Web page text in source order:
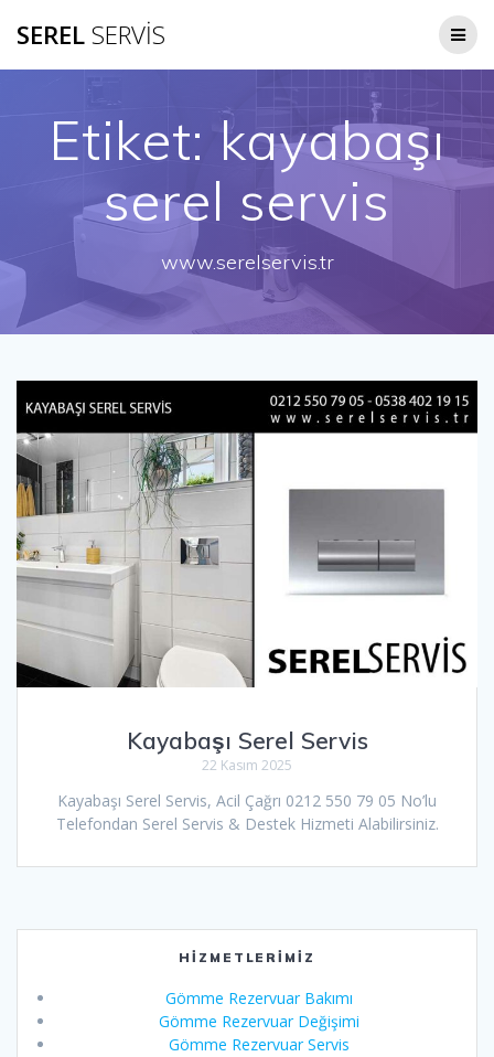
SERELSERVİS
Etiket: kayabaşı
serel servis
www.serelservis.tr
Kayabaşı Serel Servis
22 Kasım 2025
Kayabaşı Serel Servis, Acil Çağrı 0212 550 79 05 No’lu
Telefondan Serel Servis & Destek Hizmeti Alabilirsiniz.
HIZMETLERIMIZ
Gömme Rezervuar Bakımı
Gömme Rezervuar Değişimi
Gömme Rezervuar Servis